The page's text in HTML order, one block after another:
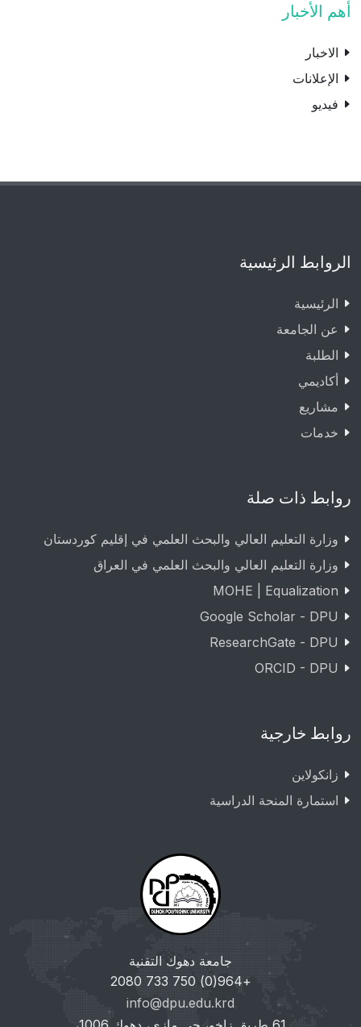
أهم الأخبار
الاخبار
الإعلانات
فيديو
الروابط الرئيسية
الرئيسية
عن الجامعة
الطلبة
أكاديمي
مشاريع
خدمات
روابط ذات صلة
وزارة التعليم العالي والبحث العلمي في إقليم كوردستان
وزارة التعليم العالي والبحث العلمي في العراق
MOHE | Equalization
Google Scholar - DPU
ResearchGate - DPU
ORCID - DPU
روابط خارجية
زانکولاین
استمارة المنحة الدراسية
جامعة دهوك التقنية
+964(0) 750 733 2080
info@dpu.edu.krd